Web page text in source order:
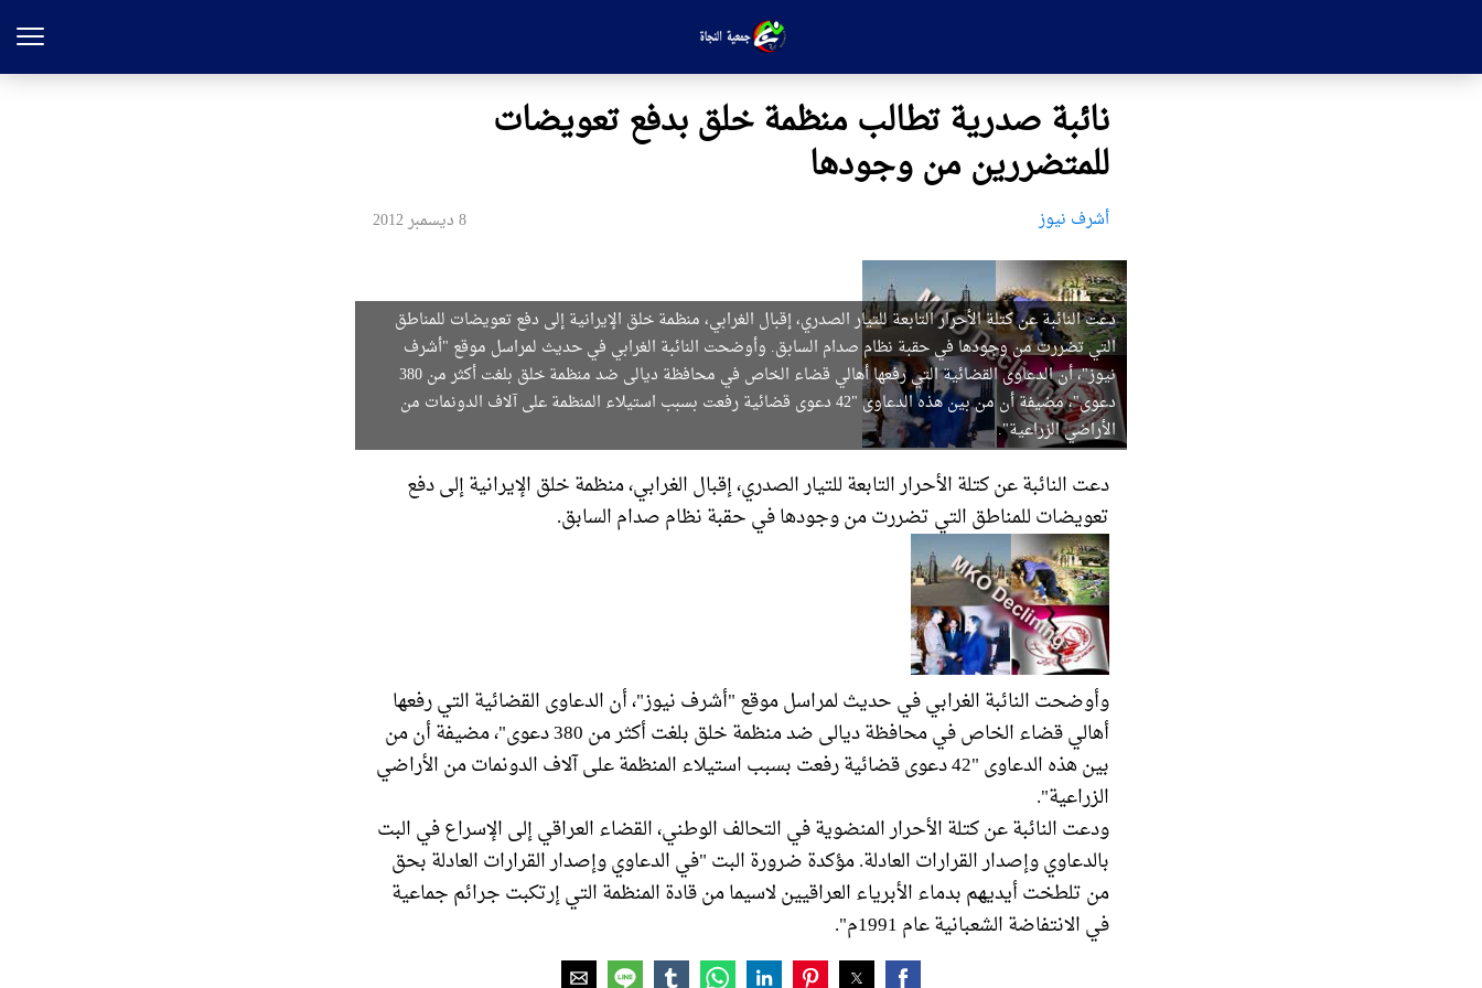
نائبة صدرية تطالب منظمة خلق بدفع تعويضات
للمتضررين من وجودها
أشرف نيوز 8 ديسمبر 2012
دعت النائبة عن كتلة الأحرار التابعة للتيار الصدري، إقبال الغرابي، منظمة خلق الإيرانية إلى دفع تعويضات للمناطق
التي تضررت من وجودها في حقبة نظام صدام السابق. وأوضحت النائبة الغرابي في حديث لمراسل موقع "أشرف
نيوز"، أن الدعاوى القضائية التي رفعها أهالي قضاء الخاص في محافظة ديالى ضد منظمة خلق بلغت أكثر من 380
دعوى"، مضيفة أن من بين هذه الدعاوى "42 دعوى قضائية رفعت بسبب استيلاء المنظمة على آلاف الدونمات من
الأراضي الزراعية".
دعت النائبة عن كتلة الأحرار التابعة للتيار الصدري، إقبال الغرابي، منظمة خلق الإيرانية إلى دفع
تعويضات للمناطق التي تضررت من وجودها في حقبة نظام صدام السابق.
وأوضحت النائبة الغرابي في حديث لمراسل موقع "أشرف نيوز"، أن الدعاوى القضائية التي رفعها
أهالي قضاء الخاص في محافظة ديالى ضد منظمة خلق بلغت أكثر من 380 دعوى"، مضيفة أن من
بين هذه الدعاوى "42 دعوى قضائية رفعت بسبب استيلاء المنظمة على آلاف الدونمات من الأراضي
الزراعية".
ودعت النائبة عن كتلة الأحرار المنضوية في التحالف الوطني، القضاء العراقي إلى الإسراع في البت
بالدعاوي وإصدار القرارات العادلة. مؤكدة ضرورة البت "في الدعاوي وإصدار القرارات العادلة بحق
من تلطخت أيديهم بدماء الأبرياء العراقيين لاسيما من قادة المنظمة التي إرتكبت جرائم جماعية
في الانتفاضة الشعبانية عام 1991م".